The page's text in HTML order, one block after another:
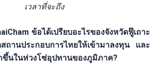
เวลาที่จะถึง
ข้อได้เปรียบอะไรของจังหวัดฟู๊เถาะ
ถานประกอบการไทยให้เข้ามาลงทุน และ
ขึ้นในห่วงโซ่อุปทานของภูมิภาค?